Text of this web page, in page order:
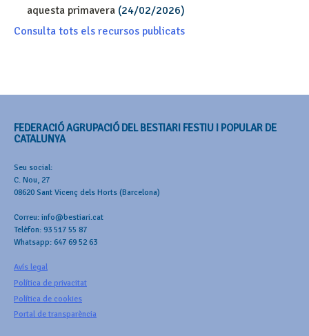
aquesta primavera (24/02/2026)
Consulta tots els recursos publicats
FEDERACIÓ AGRUPACIÓ DEL BESTIARI FESTIU I POPULAR DE
CATALUNYA
Seu social:
C. Nou, 27
08620 Sant Vicenç dels Horts (Barcelona)
Correu: info@bestiari.cat
Telèfon: 93 517 55 87
Whatsapp: 647 69 52 63
Avís legal
Política de privacitat
Política de cookies
Portal de transparència